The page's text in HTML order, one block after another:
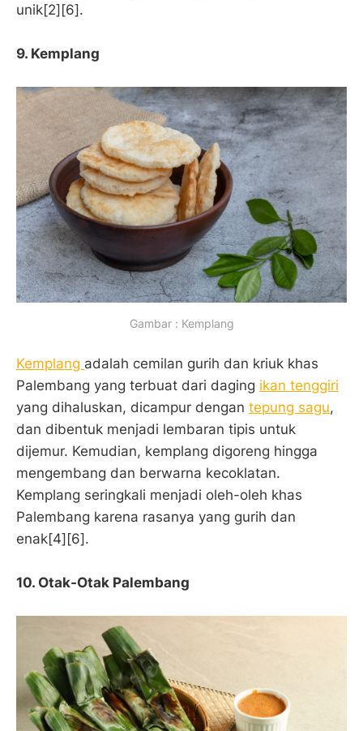
unik[2][6].
9. Kemplang
Gambar : Kemplang
Kemplang adalah cemilan gurih dan kriuk khas
Palembang yang terbuat dari daging ikan tenggiri
yang dihaluskan, dicampur dengan tepung sagu,
dan dibentuk menjadi lembaran tipis untuk
dijemur. Kemudian, kemplang digoreng hingga
mengembang dan berwarna kecoklatan.
Kemplang seringkali menjadi oleh-oleh khas
Palembang karena rasanya yang gurih dan
enak[4][6].
10. Otak-Otak Palembang